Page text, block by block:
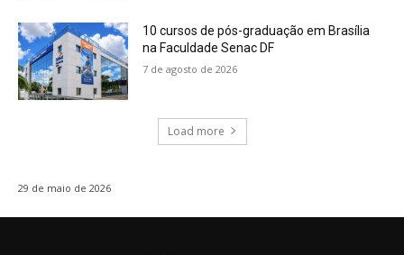
10 cursos de pós-graduação em Brasília
na Faculdade Senac DF
7 de agosto de 2026
Load more
29 de maio de 2026